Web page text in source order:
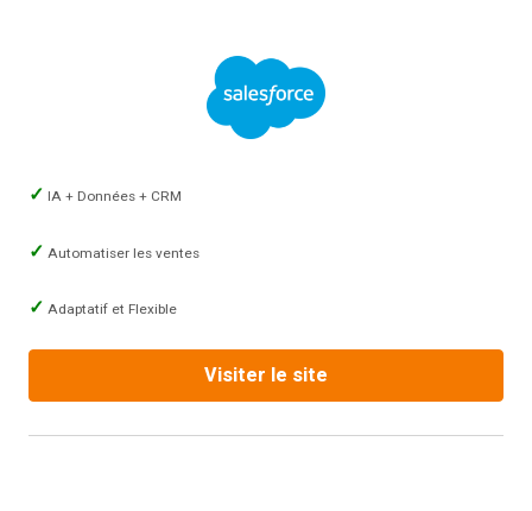
IA + Données + CRM
Automatiser les ventes
Adaptatif et Flexible
Visiter le site